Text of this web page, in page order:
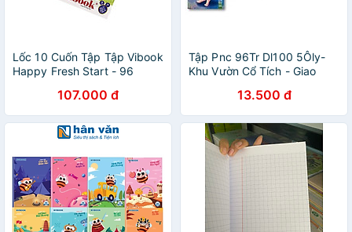
Lốc 10 Cuốn Tập Tập Vibook
Happy Fresh Start - 96
107.000 đ
Tập Pnc 96Tr Dl100 5Ôly-
Khu Vườn Cổ Tích - Giao
13.500 đ